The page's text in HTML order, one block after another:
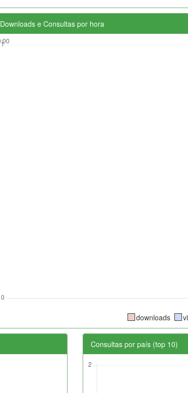
Downloads e Consultas por hora
downloads
Consultas por país (top 10)